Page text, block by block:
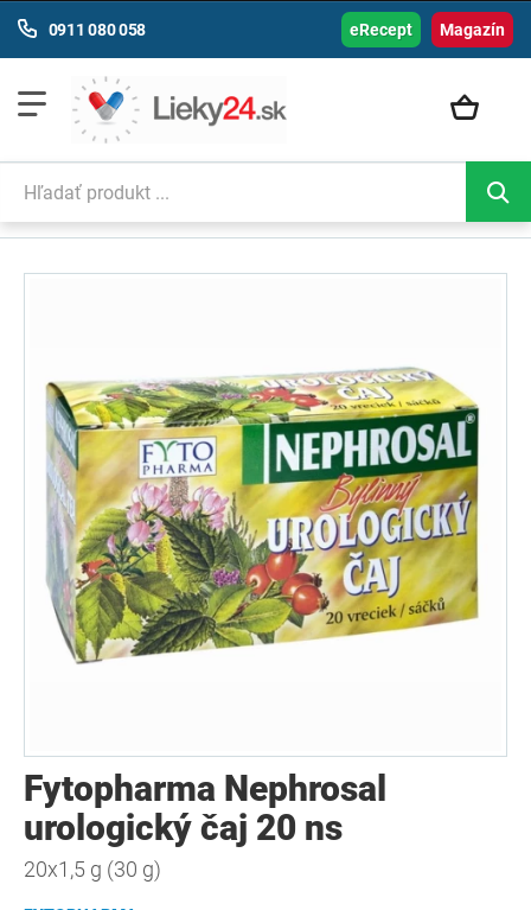
Magazín
0911 080 058 eRecept
Fytopharma Nephrosal
urologický čaj 20 ns
20x1,5 g (30 g)